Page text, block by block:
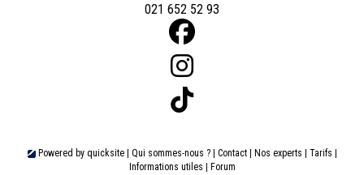
021 652 52 93
Powered by quicksite Qui sommes-nous ?| Contact| Nos experts Tarifs
Informations utiles
Forum